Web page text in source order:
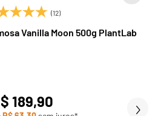
(12)
Vanilla Moon 500g PlantLab
189,90